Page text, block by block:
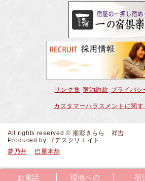
お電話 現地への 宿
リンク集 宿泊約款 プライバシ
カスタマーハラスメントに関
All rights reserved © 潮彩きらら 祥吉
Produced by ゴデスクリエイト
夢乃井
巴屋本舗